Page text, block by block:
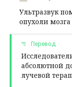
Ультразвук
опухоли мозга
Перевод
абсолютной
лучевой